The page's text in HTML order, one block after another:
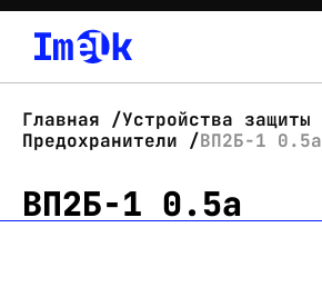
О нас
Новости
Главная
Устройства защиты
Предохранители
ВП2Б-1 0.5а
ВП2Б-1 0.5а